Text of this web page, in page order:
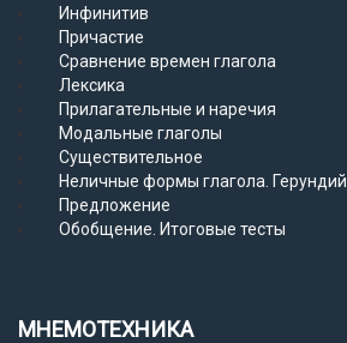
Инфинитив
Причастие
Сравнение времен глагола
Лексика
Прилагательные и наречия
Модальные глаголы
Существительное
Неличные формы глагола. Герундий
Предложение
Обобщение. Итоговые тесты
МНЕМОТЕХНИКА